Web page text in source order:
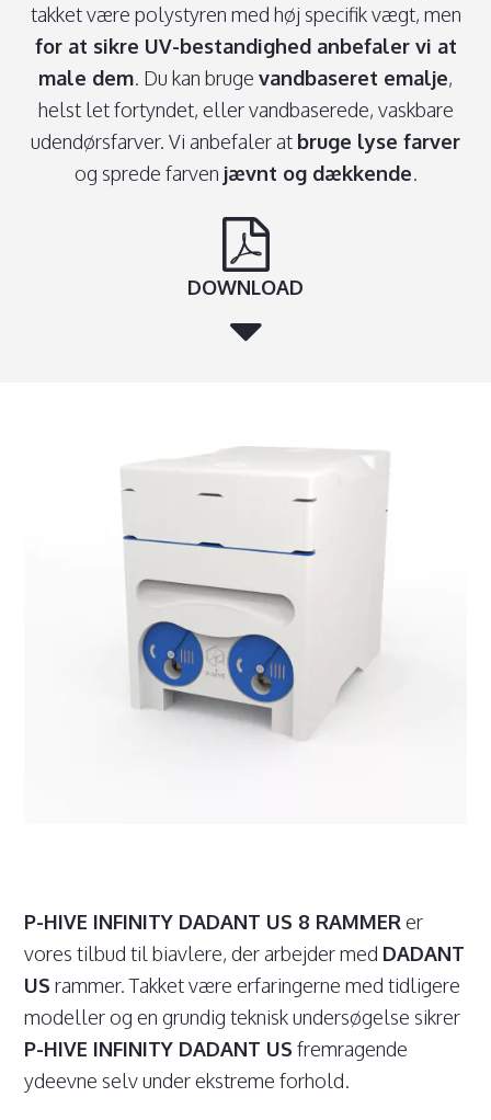
takket være polystyren med høj specifik vægt, men
for at sikre UV-bestandighed anbefaler vi at
male dem. Du kan bruge vandbaseret emalje,
helst let fortyndet, eller vandbaserede, vaskbare
udendørsfarver. Vi anbefaler at bruge lyse farver
og sprede farven jævnt og dækkende.
DOWNLOAD
P-HIVE INFINITY DADANT US 8 RAMMER er
vores tilbud til biavlere, der arbejder med DADANT
US rammer. Takket være erfaringerne med tidligere
modeller og en grundig teknisk undersøgelse sikrer
P-HIVE INFINITY DADANT US fremragende
ydeevne selv under ekstreme forhold.